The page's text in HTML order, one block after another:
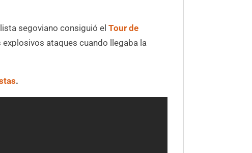
segoviano consiguió elTour de
ataques cuando llegaba la
.